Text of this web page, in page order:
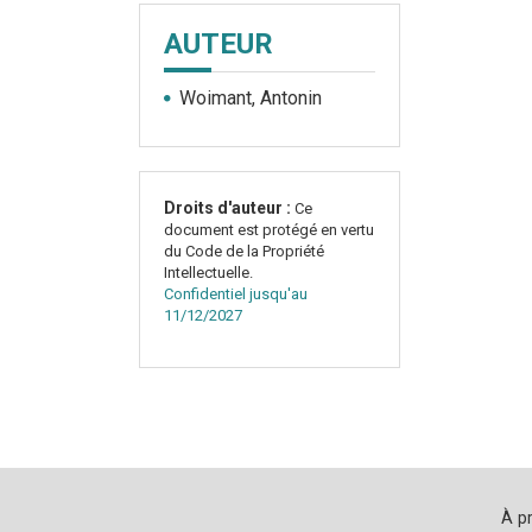
AUTEUR
Woimant, Antonin
Droits d'auteur : Ce
document est protégé en vertu
du Code de la Propriété
Intellectuelle.
Confidentiel jusqu'au
11/12/2027
À